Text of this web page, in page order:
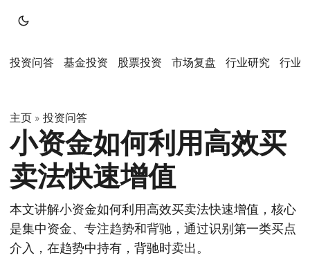
投资问答 基金投资 股票投资 市场复盘 行业研究 行业
主页 » 投资问答
小资金如何利用高效买
卖法快速增值
本文讲解小资金如何利用高效买卖法快速增值，核心
是集中资金、专注趋势和背驰，通过识别第一类买点
介入，在趋势中持有，背驰时卖出。